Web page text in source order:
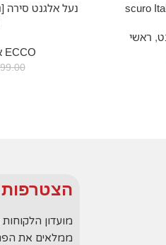
, ראשי
נעל אלגנט סירה
ECCO אקו
הצטרפות
מועדון
ממלאים את